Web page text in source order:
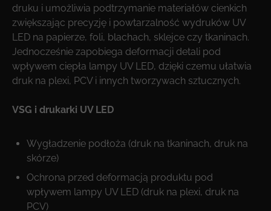
druku i umożliwia podtrzymanie materiałów cienkich
zwiększając precyzję i powtarzalność wydruków UV
LED na papierze, foli, blachach, sklejce czy tkaninach.
Jednocześnie zapobiega deformacji detali pod
wpływem ciepła lampy UV LED, dzięki czemu ułatwia
druk na plexi, PCV i innych tworzywach sztucznych.
VSG i drukarki UV LED
Wygładzenie podłoża (druk na tkaninach, druk na
skórze)
Ochrona przed deformacją produktu pod
wpływem lampy UV LED (druk na plexi, druk na
PCV)